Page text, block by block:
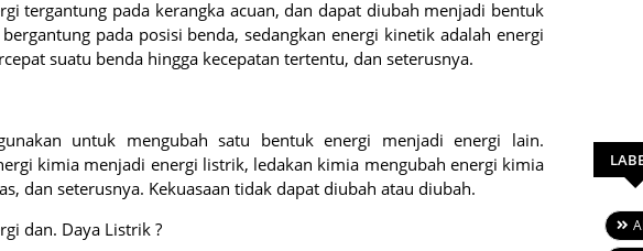
tergantung pada kerangka acuan, dan dapat diubah menjadi bentuk
pada posisi benda, sedangkan energi kinetik adalah energi
suatu benda hingga kecepatan tertentu, dan seterusnya.
untuk mengubah satu bentuk energi menjadi energi lain.
kimia menjadi energi listrik, ledakan kimia mengubah energi kimia
dan seterusnya. Kekuasaan tidak dapat diubah atau diubah.
dan. Daya Listrik ?